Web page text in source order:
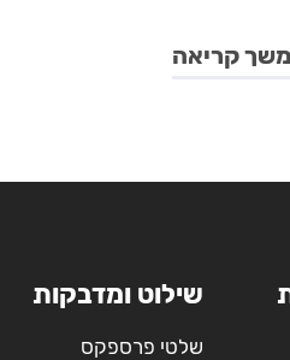
קריאה
שילוט ומדבקות
שלטי פרספקס